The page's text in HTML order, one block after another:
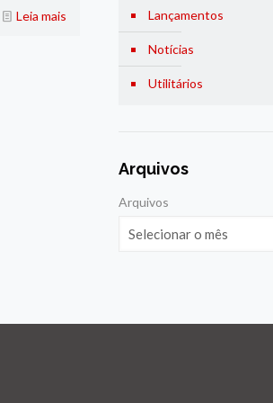
Leia mais Lançamentos
Notícias
Utilitários
Arquivos
Arquivos